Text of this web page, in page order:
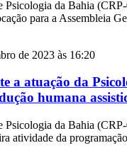
Psicologia da Bahia
para a Assembleia
de 2023 às 16:20
a atuação da
humana
Psicologia da Bahia
atividade da